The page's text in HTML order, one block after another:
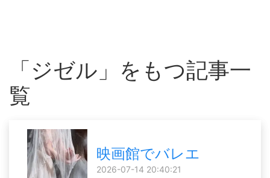
「ジゼル」をもつ記事一
覧
映画館でバレエ
2026-07-14 20:40:21